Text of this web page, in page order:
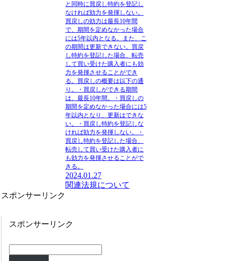
と同時に買戻し特約を登記し
なければ効力を発揮しない。
買戻しの効力は最長10年間
で、期間を定めなかった場合
には5年以内となる。また、こ
の期間は更新できない。買戻
し特約を登記した場合、転売
して買い受けた購入者にも効
力を発揮させることができ
る。 買戻しの概要は以下の通
り。
・買戻しができる期間
は、最長10年間。・買戻しの
期間を定めなかった場合には5
年以内となり、更新はできな
い。・買戻し特約を登記しな
ければ効力を発揮しない。・
買戻し特約を登記した場合、
転売して買い受けた購入者に
も効力を発揮させることがで
きる。
2024.01.27
関連法規について
スポンサーリンク
スポンサーリンク